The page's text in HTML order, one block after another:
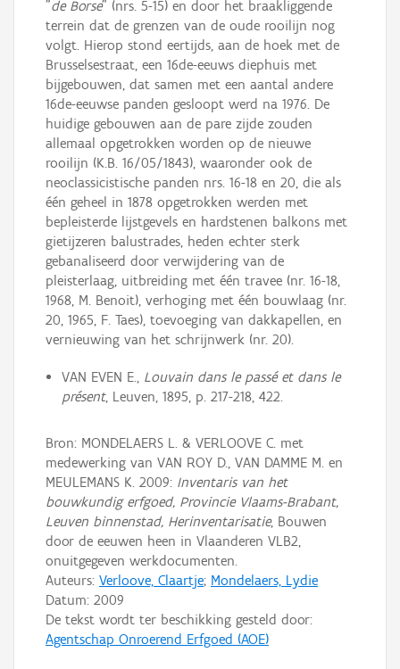
"de Borse" (nrs. 5-15) en door het braakliggende
terrein dat de grenzen van de oude rooilijn nog
volgt. Hierop stond eertijds, aan de hoek met de
Brusselsestraat, een 16de-eeuws diephuis met
bijgebouwen, dat samen met een aantal andere
16de-eeuwse panden gesloopt werd na 1976. De
huidige gebouwen aan de pare zijde zouden
allemaal opgetrokken worden op de nieuwe
rooilijn (K.B. 16/05/1843), waaronder ook de
neoclassicistische panden nrs. 16-18 en 20, die als
één geheel in 1878 opgetrokken werden met
bepleisterde lijstgevels en hardstenen balkons met
gietijzeren balustrades, heden echter sterk
gebanaliseerd door verwijdering van de
pleisterlaag, uitbreiding met één travee (nr. 16-18,
1968, M. Benoit), verhoging met één bouwlaag (nr.
20, 1965, F. Taes), toevoeging van dakkapellen, en
vernieuwing van het schrijnwerk (nr. 20).
VAN EVEN E., Louvain dans le passé et dans le
présent, Leuven, 1895, p. 217-218, 422.
Bron: MONDELAERS L. & VERLOOVE C. met
medewerking van VAN ROY D., VAN DAMME M. en
MEULEMANS K. 2009: Inventaris van het
bouwkundig erfgoed, Provincie Vlaams-Brabant,
Leuven binnenstad, Herinventarisatie, Bouwen
door de eeuwen heen in Vlaanderen VLB2,
onuitgegeven werkdocumenten.
Auteurs: Verloove, Claartje; Mondelaers, Lydie
Datum: 2009
De tekst wordt ter beschikking gesteld door:
Agentschap Onroerend Erfgoed (AOE)